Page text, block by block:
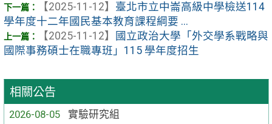
相關公告
2026-08-05
實驗研究組
【2025-11-12】 臺北市立中崙高級中學檢送114
學年度十二年國民基本教育課程綱要 ...
【2025-11-12】
國立政治大學「外交學系戰略與
國際事務碩士在職專班」115 學年度招生